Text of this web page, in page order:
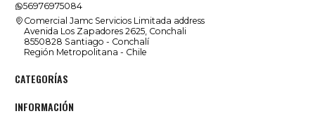
56976975084
Comercial Jamc Servicios Limitada address
Avenida Los Zapadores 2625, Conchali
8550828 Santiago - Conchalí
Región Metropolitana - Chile
CATEGORÍAS
INFORMACIÓN